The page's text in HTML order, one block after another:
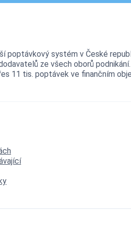
poptávkový systém v České
ze všech oborů podnikání.
11 tis. poptávek ve finančním